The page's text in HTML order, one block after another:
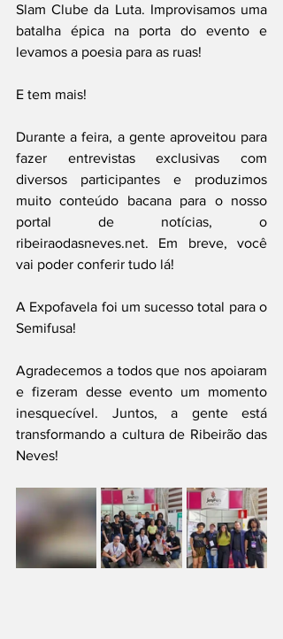
Slam Clube da Luta. Improvisamos uma
batalha épica na porta do evento e
levamos a poesia para as ruas!
E tem mais!
Durante a feira, a gente aproveitou para
fazer entrevistas exclusivas com
diversos participantes e produzimos
muito conteúdo bacana para o nosso
portal de notícias, o
ribeiraodasneves.net. Em breve, você
vai poder conferir tudo lá!
A Expofavela foi um sucesso total para o
Semifusa!
Agradecemos a todos que nos apoiaram
e fizeram desse evento um momento
inesquecível. Juntos, a gente está
transformando a cultura de Ribeirão das
Neves!